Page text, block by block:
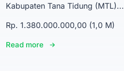
Kabupaten Tana Tidung (MTL)...
Rp. 1.380.000.000,00 (1,0 M)
Read more